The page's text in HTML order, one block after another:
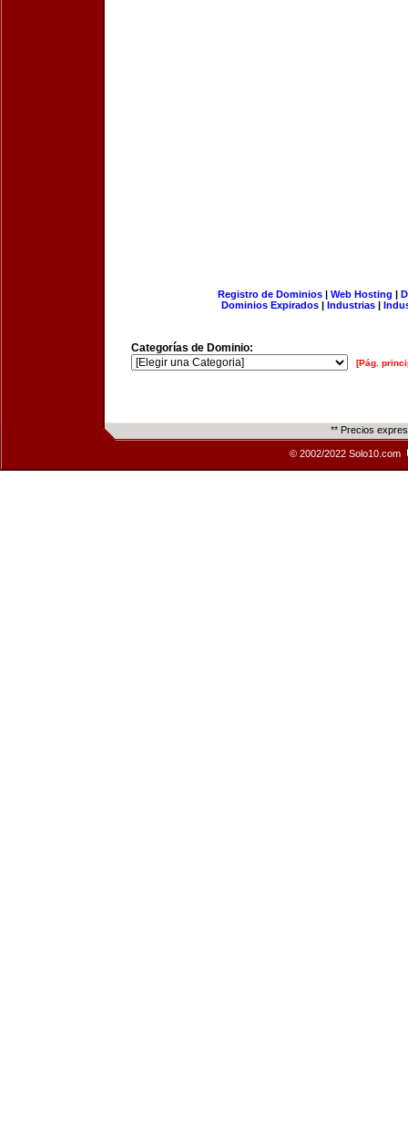
Registro de Dominios| Web Hosting |
Dominios Expirados | Industrias |
Categorías de Dominio:
[Pág.
** Precios
© 2002/2022 Solo10.com